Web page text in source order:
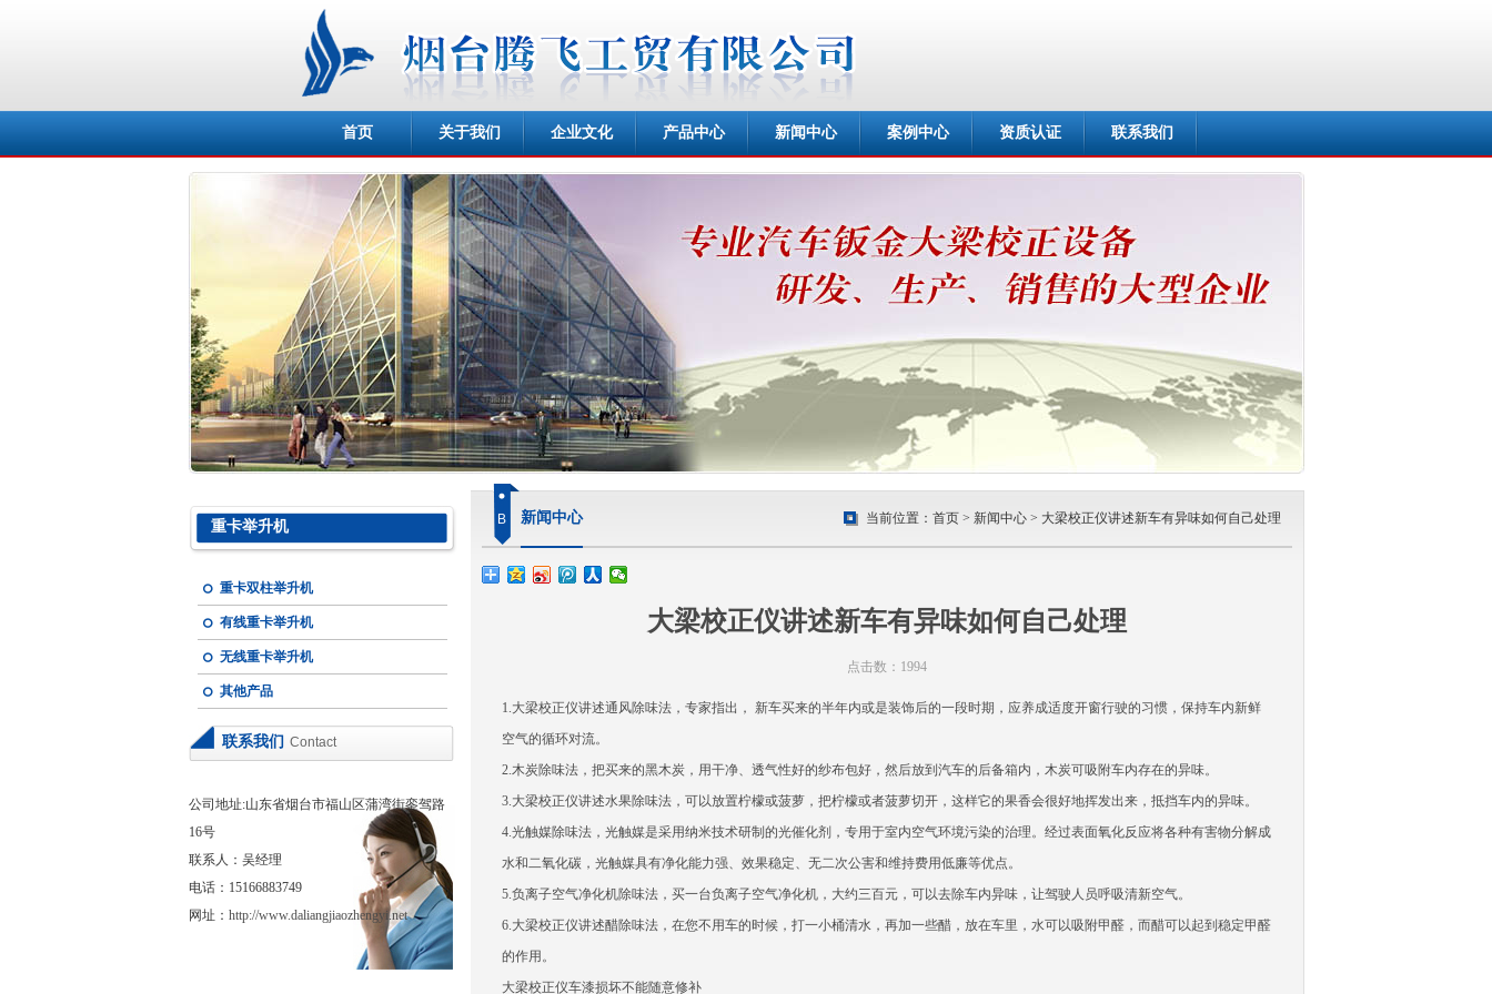
首页 关于我们 企业文化 产品中心 新闻中心 案例中心 资质认证 联系我们
重卡举升机
重卡双柱举升机
有线重卡举升机
无线重卡举升机
其他产品
联系我们 Contact
公司地址:山东省烟台市福山区蒲湾街銮驾路
16号
联系人：吴经理
电话：15166883749
网址： http://www.daliangjiaozhengyi.net
B 新闻中心 当前位置： 首页> 新闻中心> 大梁校正仪讲述新车有异味如何自己处理
大梁校正仪讲述新车有异味如何自己处理
点击数：1994
1.大梁校正仪讲述通风除味法，专家指出， 新车买来的半年内或是装饰后的一段时期，应养成适度开窗行驶的习惯，保持车内新鲜
空气的循环对流。
2.木炭除味法，把买来的黑木炭，用干净、透气性好的纱布包好，然后放到汽车的后备箱内，木炭可吸附车内存在的异味。
3.大梁校正仪讲述水果除味法，可以放置柠檬或菠萝，把柠檬或者菠萝切开，这样它的果香会很好地挥发出来，抵挡车内的异味。
4.光触媒除味法，光触媒是采用纳米技术研制的光催化剂，专用于室内空气环境污染的治理。经过表面氧化反应将各种有害物分解成
水和二氧化碳，光触媒具有净化能力强、效果稳定、无二次公害和维持费用低廉等优点。
5.负离子空气净化机除味法，买一台负离子空气净化机，大约三百元，可以去除车内异味，让驾驶人员呼吸清新空气。
6.大梁校正仪讲述醋除味法，在您不用车的时候，打一小桶清水，再加一些醋，放在车里，水可以吸附甲醛，而醋可以起到稳定甲醛
的作用。
大梁校正仪车漆损坏不能随意修补